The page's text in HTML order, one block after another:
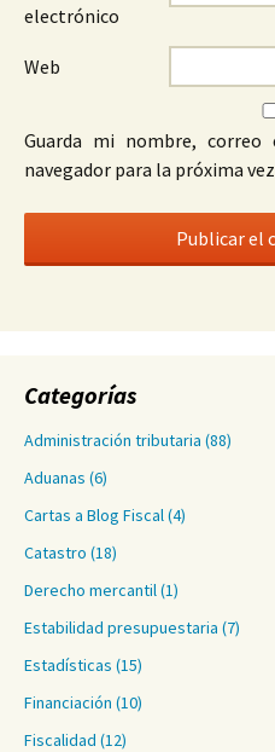
electrónico
Web
Guarda mi nombre,
navegador para la próxima
Categorías
Administración tributaria (88)
Aduanas (6)
Cartas a Blog Fiscal(4)
Catastro (18)
Derecho mercantil(1)
Estabilidad presupuestaria (7)
Estadísticas (15)
Financiación (10)
Fiscalidad (12)